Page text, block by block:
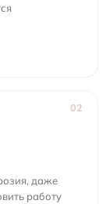
02
даже
работу